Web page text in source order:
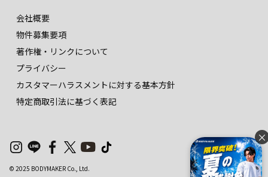
×
会社概要
物件募集要項
著作権・リンクについて
プライバシー
カスタマーハラスメントに対する基本方針
特定商取引法に基づく表記
© 2025 BODYMAKER Co., Ltd.